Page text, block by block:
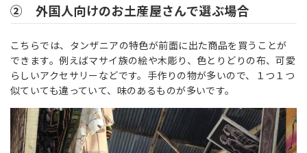
② 外国人向けのお土産屋さんで選ぶ場合
こちらでは、タンザニアの特色が前面に出た商品を買うことが
できます。例えばマサイ族の絵や木彫り、色とりどりの布、可愛
らしいアクセサリーなどです。手作りの物が多いので、１つ１つ
似ていても違っていて、味のあるものが多いです。